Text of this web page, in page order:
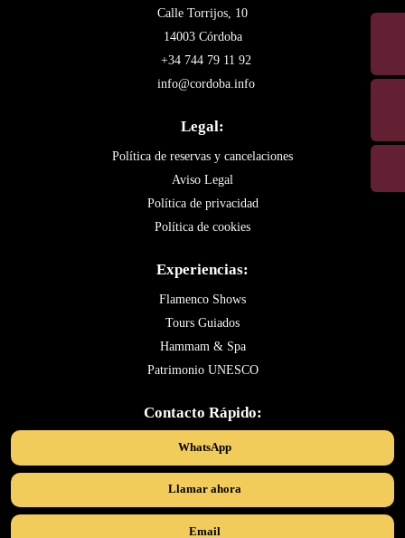
Calle Torrijos, 10
14003 Córdoba
+34 744 79 11 92
info@cordoba.info
Legal:
Política de reservas y cancelaciones
Aviso Legal
Política de privacidad
Política de cookies
Experiencias:
Flamenco Shows
Tours Guiados
Hammam & Spa
Patrimonio UNESCO
Contacto Rápido:
WhatsApp
Llamar ahora
Email